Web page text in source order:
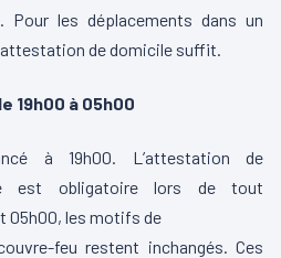
Pour les déplacements dans un
de domicile suffit.
19h00 à 05h00
à 19h00. L’attestation de
est obligatoire lors de tout
05h00, les motifs de
feu restent inchangés. Ces